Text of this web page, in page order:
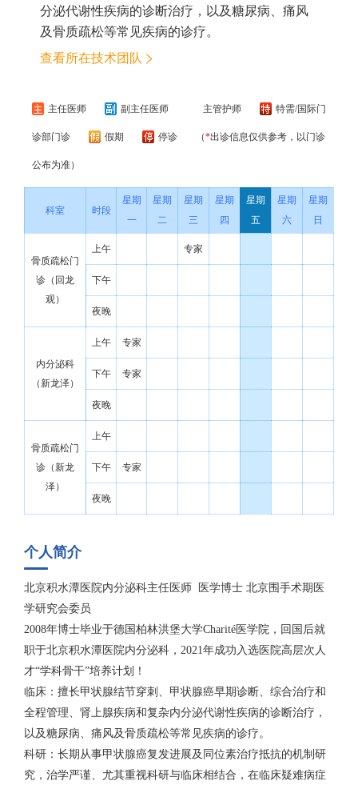
分泌代谢性疾病的诊断治疗，以及糖尿病、痛风
及骨质疏松等常见疾病的诊疗。
查看所在技术团队
主任医师 副主任医师 主管护师 特需/国际门
诊部门诊 假期 停诊 （*出诊信息仅供参考，以门诊
公布为准）
科室 时段
星期
一
星期
二
星期
三
星期
四
星期
五
星期
六
星期
日
骨质疏松门
诊（回龙
观）
上午 专家
下午
夜晚
内分泌科
（新龙泽）
上午 专家
下午 专家
夜晚
骨质疏松门
诊（新龙
泽）
上午
下午 专家
夜晚
个人简介
北京积水潭医院内分泌科主任医师 医学博士 北京围手术期医
学研究会委员
2008年博士毕业于德国柏林洪堡大学Charité医学院，回国后就
职于北京积水潭医院内分泌科，2021年成功入选医院高层次人
才“学科骨干”培养计划！
临床：擅长甲状腺结节穿刺、甲状腺癌早期诊断、综合治疗和
全程管理、肾上腺疾病和复杂内分泌代谢性疾病的诊断治疗，
以及糖尿病、痛风及骨质疏松等常见疾病的诊疗。
科研：长期从事甲状腺癌复发进展及同位素治疗抵抗的机制研
究，治学严谨、尤其重视科研与临床相结合，在临床疑难病症